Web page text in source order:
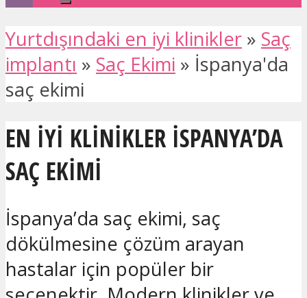
Yurtdışındaki en iyi klinikler » Saç
implantı » Saç Ekimi » İspanya'da
saç ekimi
EN IYI KLINIKLER İSPANYA’DA
SAÇ EKIMI
İspanya’da saç ekimi, saç
dökülmesine çözüm arayan
hastalar için popüler bir